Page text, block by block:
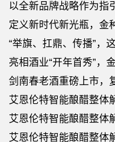
定义新时代新光瓶，金
亮相酒业“开年首秀”，
剑南春老酒重磅上市，